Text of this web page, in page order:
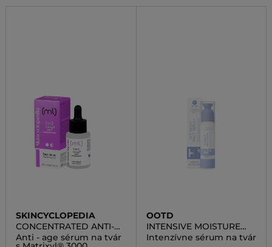
SKINCYCLOPEDIA
CONCENTRATED ANTI-
AGING FACE SERUM
WITH 10% MATRIXYL
Anti - age sérum na tvár
OOTD
INTENSIVE MOISTURE
FACE SERUM AM
Intenzívne sérum na tvár